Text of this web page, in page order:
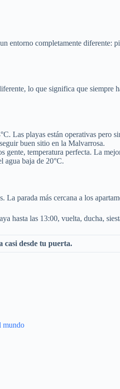
completamente diferente:
lo que significa que
Las playas están operativas pero
buen sitio en la Malvarrosa.
temperatura perfecta. La
agua baja de 20°C.
parada más cercana a los
hasta las 13:00, vuelta, ducha,
desde tu puerta.
mundo